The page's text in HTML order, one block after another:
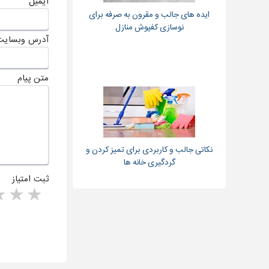
آدرس
متن پیام
ثبت امتیاز
1 star
ایده های جالب و مقرون به صرفه برای
نوسازی کفپوش منازل
نکاتی جالب و کاربردی برای تمیز کردن و
گردگیری خانه ها